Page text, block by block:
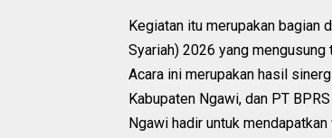
Kegiatan itu merupakan bagian
Syariah) 2026 yang mengusung
Acara ini merupakan hasil
Kabupaten Ngawi, dan PT
Ngawi hadir untuk